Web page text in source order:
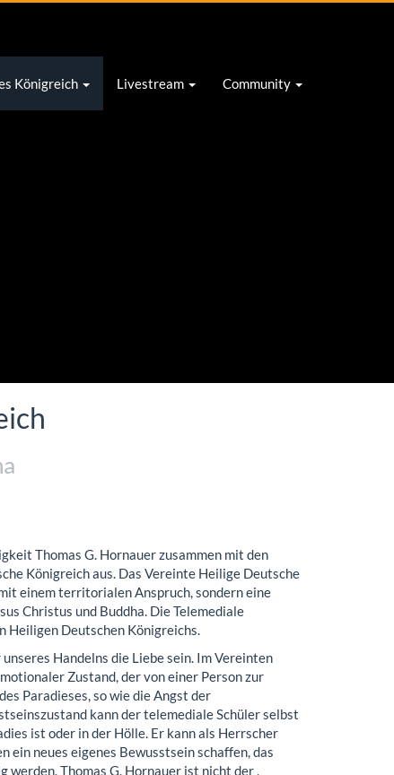
Königreich Livestream Community
Thomas G. Hornauer zusammen mit den
Königreich aus. Das Vereinte Heilige Deutsche
einem territorialen Anspruch, sondern eine
Christus und Buddha. Die Telemediale
Heiligen Deutschen Königreichs.
Handelns die Liebe sein. Im Vereinten
Zustand, der von einer Person zur
Paradieses, so wie die Angst der
kann der telemediale Schüler selbst
ist oder in der Hölle. Er kann als Herrscher
ein neues eigenes Bewusstsein schaffen, das
werden. Thomas G. Hornauer ist nicht der ,